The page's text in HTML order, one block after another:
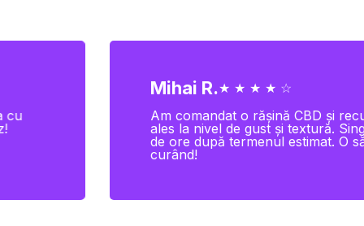
cu
Mihai R.★ ★ ★ ★ ☆
Am comandat o rășină CBD și
ales la nivel de gust și textură.
de ore după termenul estimat. O
curând!